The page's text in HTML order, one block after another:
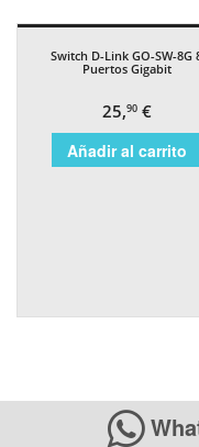
Switch D-Link GO-SW-8G
Puertos Gigabit
25,90€
Añadir al carrito